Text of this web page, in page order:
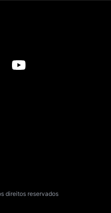
direitos reservados